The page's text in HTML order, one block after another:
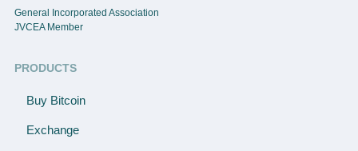
General Incorporated Association
JVCEA Member
PRODUCTS
Buy Bitcoin
Exchange